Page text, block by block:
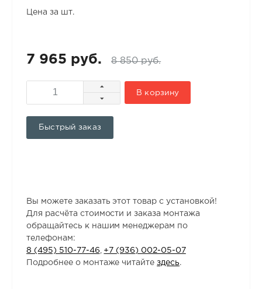
Цена за шт.
7 965 руб. 8 850 руб.
В корзину
Быстрый заказ
Вы можете заказать этот товар с установкой!
Для расчёта стоимости и заказа монтажа
обращайтесь к нашим менеджерам по
телефонам:
8 (495) 510-77-46
+7 (936) 002-05-07
Подробнее о монтаже читайтездесь.